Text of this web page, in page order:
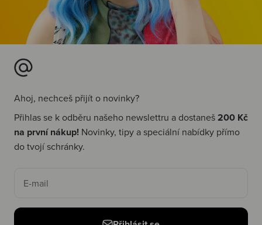
Ahoj, nechceš přijít o novinky?
Přihlas se k odběru našeho newslettru a dostaneš200 Kč
na první nákup! Novinky, tipy a speciální nabídky přímo
do tvojí schránky.
E-mail